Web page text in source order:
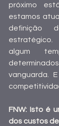
próximo
estamos
definição
algum
vanguarda.
FNW: Isto é
dos custos